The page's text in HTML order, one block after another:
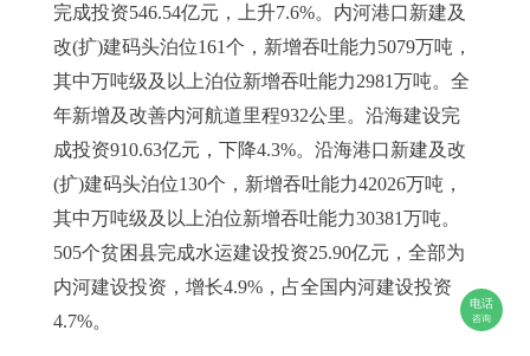
电话
咨询
完成投资546.54亿元，上升7.6%。内河港口新建及
改(扩)建码头泊位161个，新增吞吐能力5079万吨，
其中万吨级及以上泊位新增吞吐能力2981万吨。全
年新增及改善内河航道里程932公里。沿海建设完
成投资910.63亿元，下降4.3%。沿海港口新建及改
(扩)建码头泊位130个，新增吞吐能力42026万吨，
其中万吨级及以上泊位新增吞吐能力30381万吨。
505个贫困县完成水运建设投资25.90亿元，全部为
内河建设投资，增长4.9%，占全国内河建设投资
4.7%。